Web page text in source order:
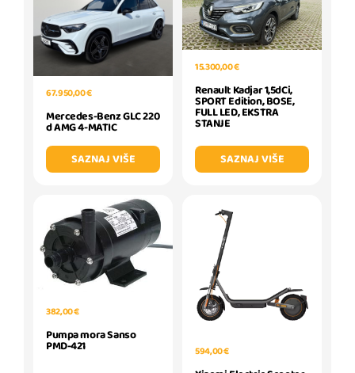
67.950,00 €
Mercedes-Benz GLC 220
d AMG 4-MATIC
SAZNAJ VIŠE
15.300,00 €
Renault Kadjar 1,5dCi,
SPORT Edition, BOSE,
FULL LED, EKSTRA
STANJE
SAZNAJ VIŠE
382,00 €
Pumpa mora Sanso
PMD-421 594,00 €